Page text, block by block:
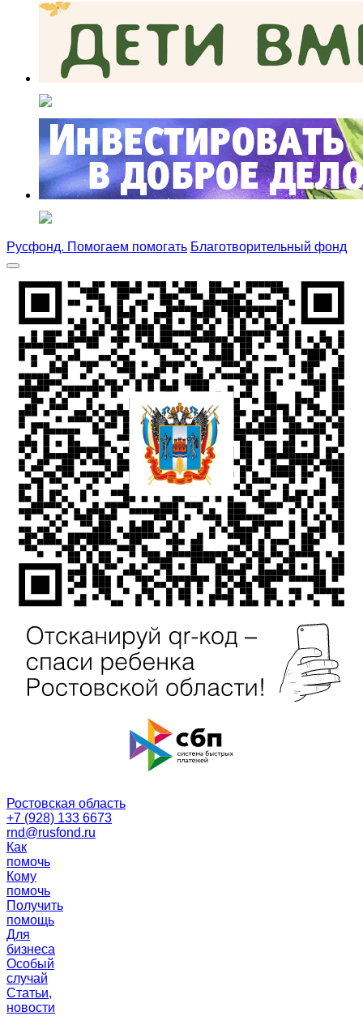
Русфонд. Помогаем помогать Благотворительный фонд
Ростовская область
+7 (928) 133 6673
rnd@rusfond.ru
Как
помочь
Кому
помочь
Получить
помощь
Для
бизнеса
Особый
случай
Статьи,
новости